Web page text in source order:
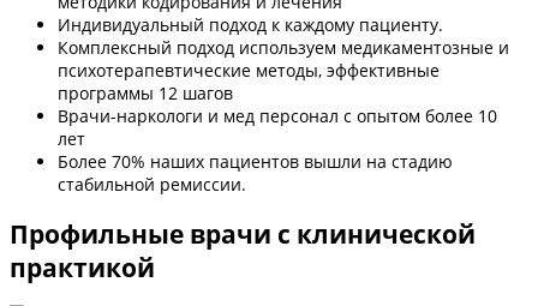
Индивидуальный подход к каждому пациенту.
Комплексный подход используем медикаментозные и
психотерапевтические методы, эффективные
программы 12 шагов
Врачи-наркологи и мед персонал с опытом более 10
лет
Более 70% наших пациентов вышли на стадию
стабильной ремиссии.
Профильные врачи с клинической
практикой